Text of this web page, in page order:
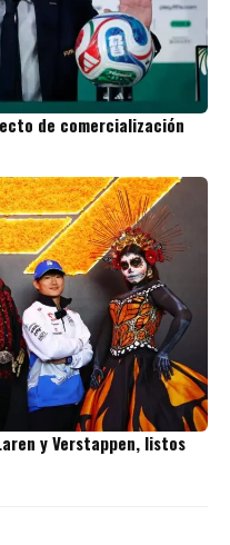
de comercialización
y Verstappen, listos